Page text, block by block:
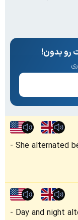
رو بدون!
She alternated
Day and night